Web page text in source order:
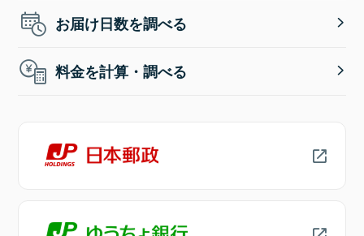
お届け日数を調べる
料金を計算・調べる